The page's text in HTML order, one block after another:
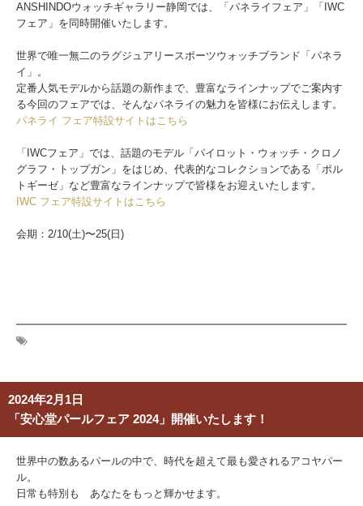
ANSHINDOウォッチギャラリー静岡では、「パネライフェア」「IWC
フェア」を同時開催いたします。
世界で唯一無二のラグジュアリースポーツウォッチブランド「パネラ
イ」。
定番人気モデルから話題の新作まで、豊富なラインナップでご案内す
る今回のフェアでは、そんなパネライの魅力を皆様にお伝えします。
パネライ フェア特設サイトはこちら
「IWCフェア」では、話題のモデル「パイロット・ウォッチ・クロノ
グラフ・トップガン」をはじめ、代表的なコレクションである「ポル
トギーゼ」など豊富なラインナップで皆様をお迎えいたします。
IWC フェア特設サイトはこちら
会期：2/10(土)〜25(日)
2024年2月1日
「安心堂パールフェア 2024」開催いたします！
世界中の数あるパールの中で、時代を超えて最も愛されるアコヤパー
ル。
日常も特別も あなたをもっと輝かせます。